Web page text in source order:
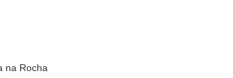
na Rocha